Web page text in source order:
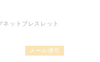
ットブレスレット
メール便可